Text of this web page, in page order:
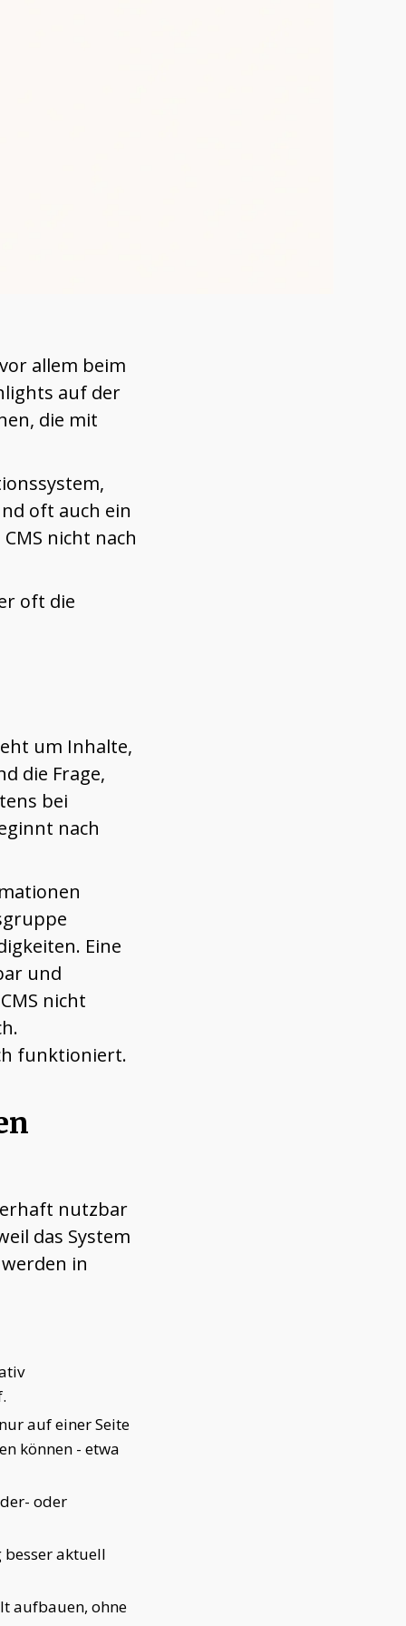
allem beim
auf der
die mit
oft auch ein
nicht nach
oft die
um Inhalte,
die Frage,
bei
nach
Eine
und
nicht
funktioniert.
nutzbar
das System
in
auf einer Seite
können - etwa
oder
besser aktuell
aufbauen, ohne